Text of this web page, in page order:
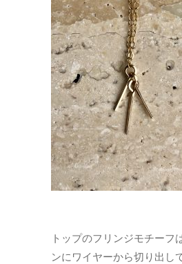
トップのフリンジモチーフ
ンにワイヤーから切り出し